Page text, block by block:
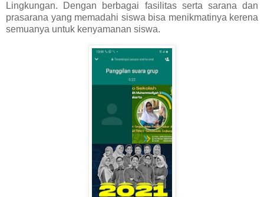
Lingkungan. Dengan berbagai fasilitas serta sarana dan
prasarana yang memadahi siswa bisa menikmatinya kerena
semuanya untuk kenyamanan siswa.